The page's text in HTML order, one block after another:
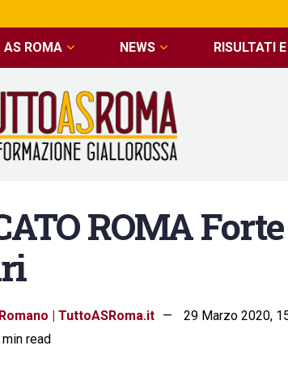
AS ROMA NEWS RISULTATI
ROMA
| TuttoASRoma.it 29 Marzo 2020,
read